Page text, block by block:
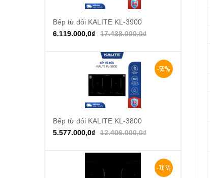
Thêm vào giỏ hàng
Bếp từ đôi KALITE KL-3900
17.438.000,0₫
6.119.000,0₫
-55%
Thêm vào giỏ hàng
Bếp từ đôi KALITE KL-3800
12.406.000,0₫
5.577.000,0₫
-70%